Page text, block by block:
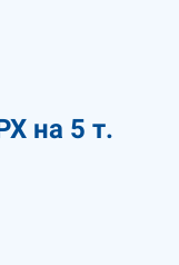
на 5 т.